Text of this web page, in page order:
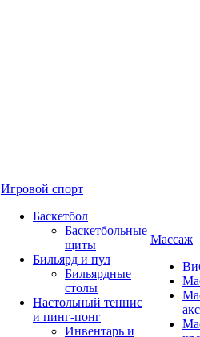
Игровой спорт
Баскетбол
Баскетбольные
щиты
Бильярд и пул
Бильярдные
столы
Настольный теннис
и пинг-понг
Инвентарь и
Массаж